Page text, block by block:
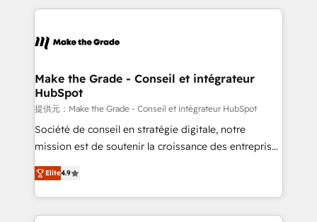
collecte et de l’analyse des données pour des
de la productivité des équipes Notre équipe de 30
avec un engagement total, alignant processus
métiers et technologie, et guidant vos équipes à
travers le changement, tout en centrant vos objectifs
d’entreprise. Grâce à une méthodologie éprouvée
auprès de plus de 400 clients, nous comprenons
HubSpot dans votre organisation. Pour toute
question technique ou besoin de structuration de
Make the Grade - Conseil et intégrateur
HubSpot
提供元：Make the Grade - Conseil et intégrateur HubSpot
Société de conseil en stratégie digitale, notre
mission est de soutenir la croissance des entreprises
B2B à travers l’acquisition de nouveaux clients,
l'intégration CRM et le développement des revenus
auprès de vos comptes existants. En France et à
l'international, nous travaillons avec des ETI
Elite4.9